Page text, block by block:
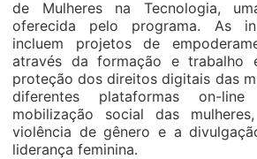
de Mulheres na Tecnologia,
oferecida pelo programa. As
incluem projetos de
através da formação e trabalho
proteção dos direitos digitais das
diferentes plataformas on-
mobilização social das
violência de gênero e a
liderança feminina.